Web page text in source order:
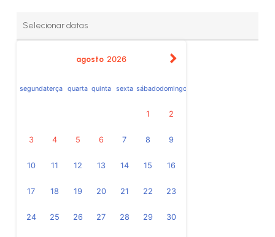
agosto 2026
segundaterça quarta quinta sexta sábadodomingo
1 2
3 4 5 6 7 8 9
10 11 12 13 14 15 16
17 18 19 20 21 22 23
24 25 26 27 28 29 30